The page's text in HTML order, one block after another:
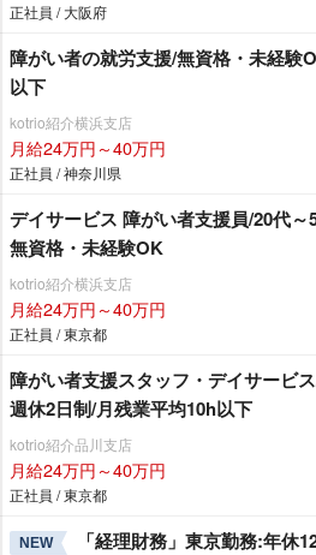
正社員 / 大阪府
障がい者の就労支援/無資格・未経験
以下
kotrio紹介横浜支店
月給24万円～40万円
正社員 / 神奈川県
デイサービス 障がい者支援員/20代
無資格・未経験OK
kotrio紹介横浜支店
月給24万円～40万円
正社員 / 東京都
障がい者支援スタッフ・デイサービ
週休2日制/月残業平均10h以下
kotrio紹介品川支店
月給24万円～40万円
正社員 / 東京都
NEW
「経理財務」東京勤務:年休